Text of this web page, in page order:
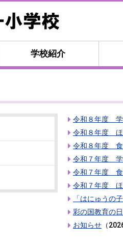
学校紹介
令和８年度 学
令和８年度 ほ
令和８年度 食
令和７年度 学
令和７年度 食
令和７年度 ほ
「はにゅうの
彩の国教育の日
お知らせ （